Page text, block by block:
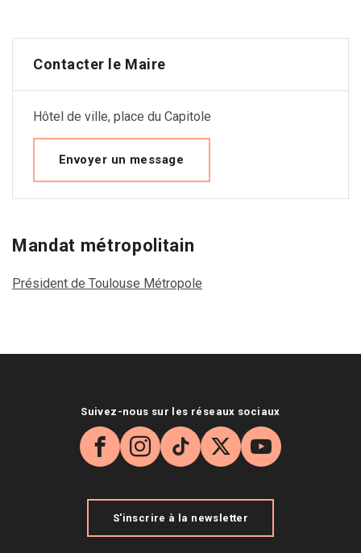
Contacter le Maire
Hôtel de ville, place du Capitole
Envoyer un message
Mandat métropolitain
Président de Toulouse Métropole
Suivez-nous sur les réseaux sociaux
Facebook
Instagram
TikTok
X YouTube
S'inscrire à la newsletter